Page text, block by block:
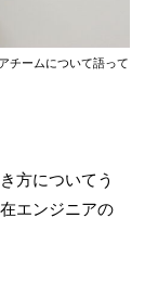
チームについて語って
方についてう
エンジニアの